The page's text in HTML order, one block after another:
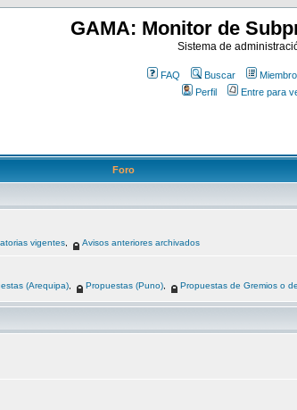
GAMA: Monitor de
Sistema de
FAQ Buscar
Perfil
Entre para
Foro
vigentes Avisos anteriores archivados
(Arequipa) Propuestas (Puno) Propuestas de Gremios o